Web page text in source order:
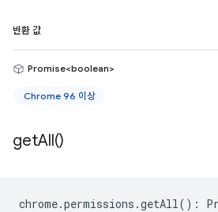
반환 값
Promise<boolean>
Chrome 96 이상
getAll()
chrome.permissions .getAll () :